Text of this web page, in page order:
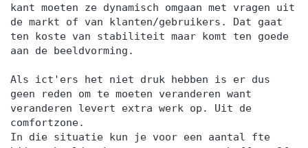
kant moeten ze dynamisch omgaan met vragen uit
de markt of van klanten/gebruikers. Dat gaat
ten koste van stabiliteit maar komt ten goede
aan de beeldvorming.
Als ict'ers het niet druk hebben is er dus
geen reden om te moeten veranderen want
veranderen levert extra werk op. Uit de
comfortzone.
In die situatie kun je voor een aantal fte